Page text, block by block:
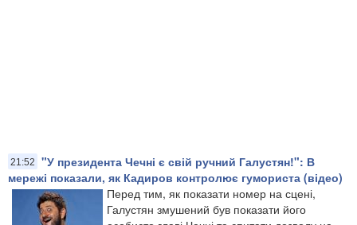
21:52
"У президента Чечні є свій ручний Галустян!": В
мережі показали, як Кадиров контролює гумориста (відео)
Перед тим, як показати номер на сцені,
Галустян змушений був показати його